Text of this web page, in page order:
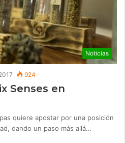
Noticias
924
Senses en
quiere apostar por una posición
dando un paso más allá…